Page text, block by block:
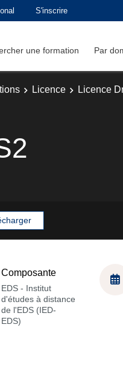
S'inscrire
une formation Par
Licence Licence
Composante
EDS - Institut
d'études à distance
de l'EDS (IED-
EDS)